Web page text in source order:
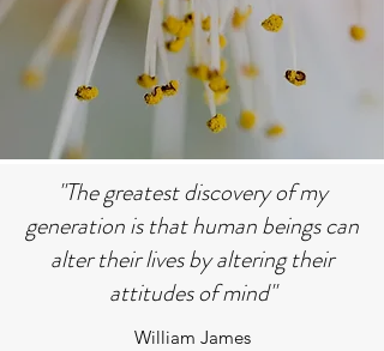
"The greatest discovery of my
generation is that human beings can
alter their lives by altering their
attitudes of mind"
William James